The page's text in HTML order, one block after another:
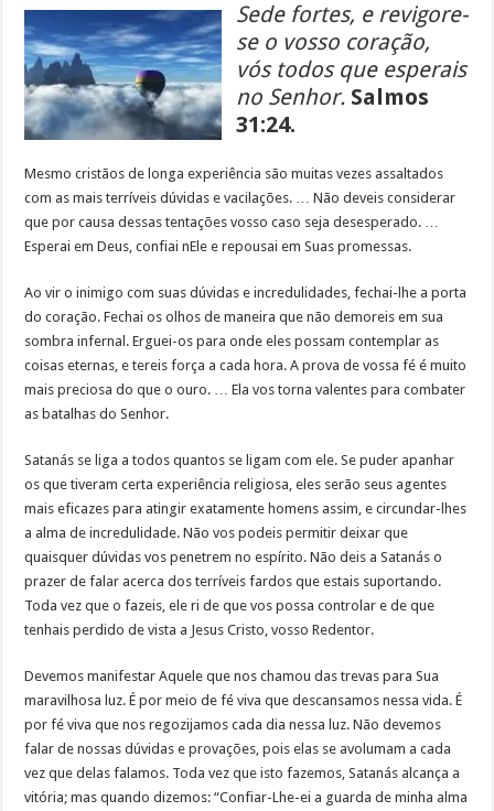
Sede fortes, e revigore-
se o vosso coração,
vós todos que esperais
no Senhor. Salmos
31:24.
Mesmo cristãos de longa experiência são muitas vezes assaltados
com as mais terríveis dúvidas e vacilações. … Não deveis considerar
que por causa dessas tentações vosso caso seja desesperado. …
Esperai em Deus, confiai nEle e repousai em Suas promessas.
Ao vir o inimigo com suas dúvidas e incredulidades, fechai-lhe a porta
do coração. Fechai os olhos de maneira que não demoreis em sua
sombra infernal. Erguei-os para onde eles possam contemplar as
coisas eternas, e tereis força a cada hora. A prova de vossa fé é muito
mais preciosa do que o ouro. … Ela vos torna valentes para combater
as batalhas do Senhor.
Satanás se liga a todos quantos se ligam com ele. Se puder apanhar
os que tiveram certa experiência religiosa, eles serão seus agentes
mais eficazes para atingir exatamente homens assim, e circundar-lhes
a alma de incredulidade. Não vos podeis permitir deixar que
quaisquer dúvidas vos penetrem no espírito. Não deis a Satanás o
prazer de falar acerca dos terríveis fardos que estais suportando.
Toda vez que o fazeis, ele ri de que vos possa controlar e de que
tenhais perdido de vista a Jesus Cristo, vosso Redentor.
Devemos manifestar Aquele que nos chamou das trevas para Sua
maravilhosa luz. É por meio de fé viva que descansamos nessa vida. É
por fé viva que nos regozijamos cada dia nessa luz. Não devemos
falar de nossas dúvidas e provações, pois elas se avolumam a cada
vez que delas falamos. Toda vez que isto fazemos, Satanás alcança a
vitória; mas quando dizemos: “Confiar-Lhe-ei a guarda de minha alma